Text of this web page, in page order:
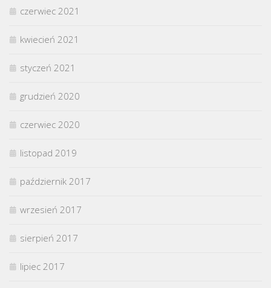
czerwiec 2021
kwiecień 2021
styczeń 2021
grudzień 2020
czerwiec 2020
listopad 2019
październik 2017
wrzesień 2017
sierpień 2017
lipiec 2017